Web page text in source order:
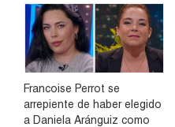
Francoise Perrot se
arrepiente de haber elegido
a Daniela Aránguiz como